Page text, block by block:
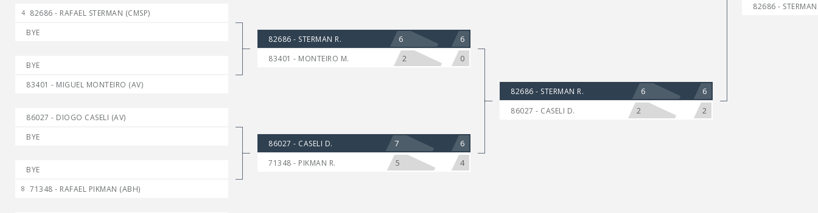
4
82686 - RAFAEL STERMAN (CMSP)
BYE
BYE
83401 - MIGUEL MONTEIRO (AV)
86027 - DIOGO CASELI (AV)
BYE
BYE
8 71348 - RAFAEL PIKMAN (ABH)
82686 - STERMAN R. 6 6
83401 - MONTEIRO M. 2 0
86027 - CASELI D. 7 6
71348 - PIKMAN R. 5 4
82686 - STERMAN R. 6 6
86027 - CASELI D. 2 2
82686 -